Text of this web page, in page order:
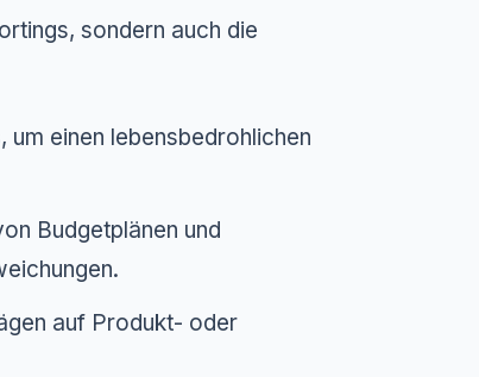
sondern auch die
einen lebensbedrohlichen
Budgetplänen und
auf Produkt- oder